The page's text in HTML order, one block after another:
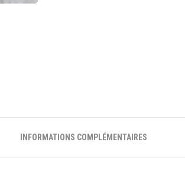
INFORMATIONS COMPLÉMENTAIRES